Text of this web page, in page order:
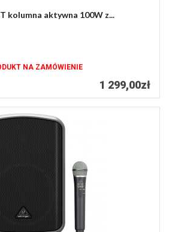
kolumna aktywna 100W z...
NA ZAMÓWIENIE
1 299,00zł